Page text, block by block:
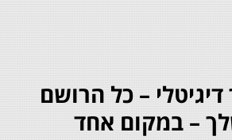
דיגיטלי – כל הרושם
– במקום אחד